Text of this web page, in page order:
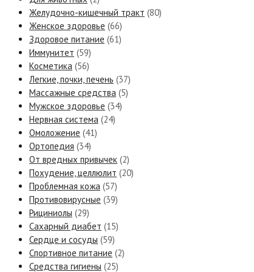
Желудочно-кишечный тракт (80)
Женское здоровье (66)
Здоровое питание (61)
Иммунитет (59)
Косметика (56)
Легкие, почки, печень (37)
Массажные средства (5)
Мужское здоровье (34)
Нервная система (24)
Омоложение (41)
Ортопедия (34)
От вредных привычек (2)
Похудение, целлюлит (20)
Проблемная кожа (57)
Противовирусные (39)
Рициниолы (29)
Сахарный диабет (15)
Сердце и сосуды (59)
Спортивное питание (2)
Средства гигиены (25)